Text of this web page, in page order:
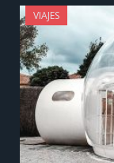
VIAJES